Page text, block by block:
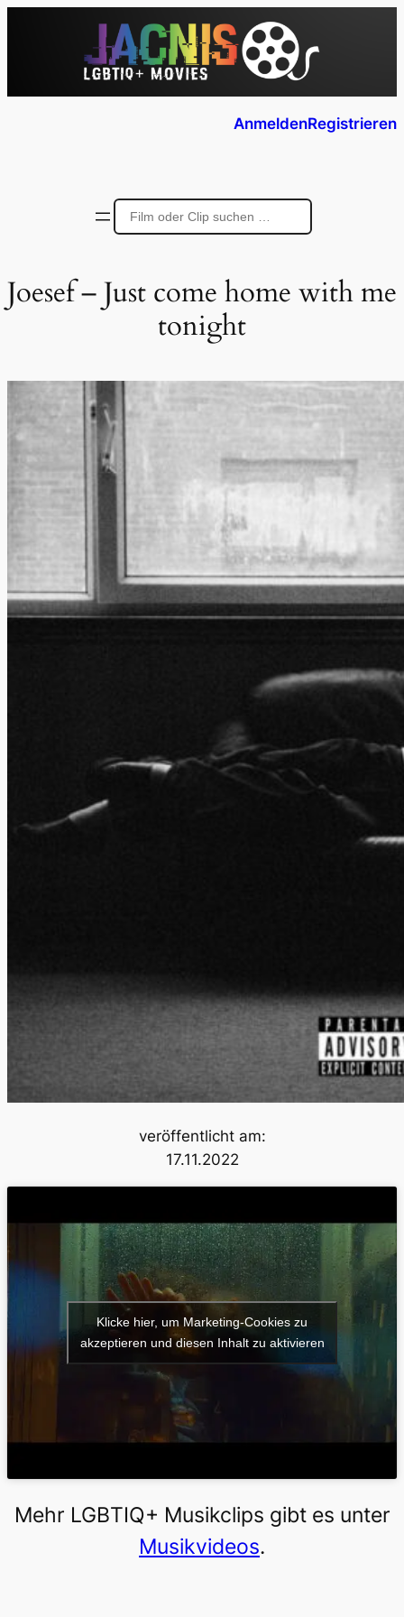
AnmeldenRegistrieren
Joesef – Just come home with me
tonight
veröffentlicht am:
17.11.2022
Klicke hier, um Marketing-Cookies zu
akzeptieren und diesen Inhalt zu aktivieren
Mehr LGBTIQ+ Musikclips gibt es unter
Musikvideos.